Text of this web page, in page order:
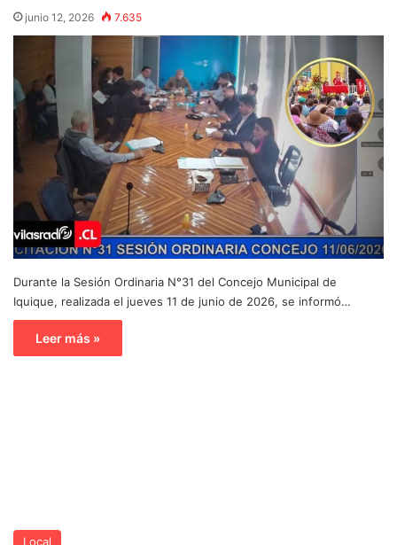
junio 12, 2026 7.635
Durante la Sesión Ordinaria N°31 del Concejo Municipal de
Iquique, realizada el jueves 11 de junio de 2026, se informó…
Leer más »
Local